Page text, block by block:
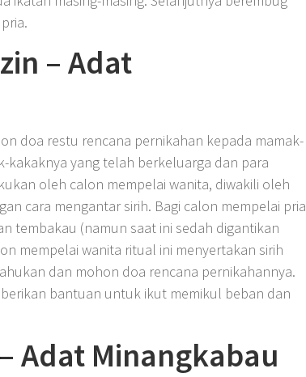
– Adat
doa restu rencana pernikahan kepada mamak-
kakaknya yang telah berkeluarga dan para
oleh calon mempelai wanita, diwakili oleh
cara mengantar sirih. Bagi calon mempelai pria
tembakau (namun saat ini sedah digantikan
mempelai wanita ritual ini menyertakan sirih
dan mohon doa rencana pernikahannya.
bantuan untuk ikut memikul beban dan
Adat Minangkabau